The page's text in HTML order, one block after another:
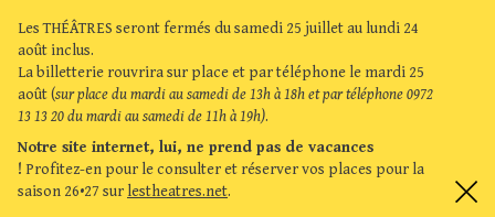
Les THÉÂTRES seront fermés du samedi 25 juillet au lundi 24
août inclus.
La billetterie rouvrira sur place et par téléphone le mardi 25
août (sur place du mardi au samedi de 13h à 18h et par téléphone 0972
13 13 20 du mardi au samedi de 11h à 19h).
Notre site internet, lui, ne prend pas de vacances
! Profitez-en pour le consulter et réserver vos places pour la
saison 26•27 sur lestheatres.net.